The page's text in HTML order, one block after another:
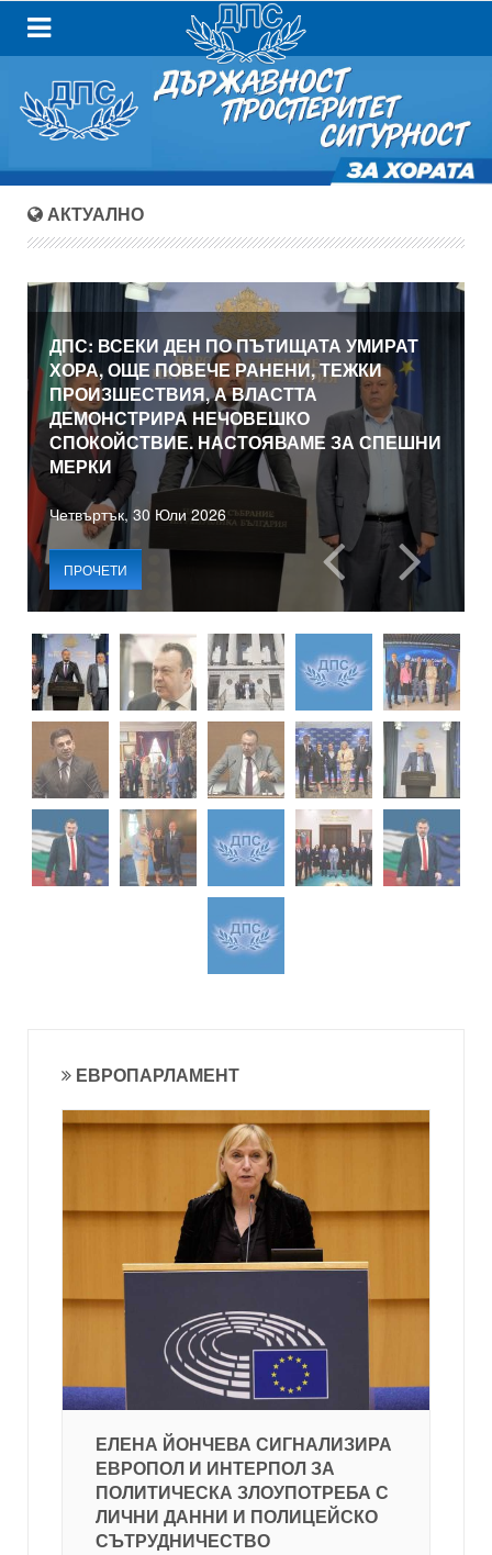
АКТУАЛНО
ДПС: ВСЕКИ ДЕН ПО ПЪТИЩАТА УМИРАТ
ХОРА, ОЩЕ ПОВЕЧЕ РАНЕНИ, ТЕЖКИ
ПРОИЗШЕСТВИЯ, А ВЛАСТТА
ДЕМОНСТРИРА НЕЧОВЕШКО
СПОКОЙСТВИЕ. НАСТОЯВАМЕ ЗА СПЕШНИ
МЕРКИ
Четвъртък, 30 Юли 2026
ПРОЧЕТИ
ЕВРОПАРЛАМЕНТ
ЕЛЕНА ЙОНЧЕВА СИГНАЛИЗИРА
ЕВРОПОЛ И ИНТЕРПОЛ ЗА
ПОЛИТИЧЕСКА ЗЛОУПОТРЕБА С
ЛИЧНИ ДАННИ И ПОЛИЦЕЙСКО
СЪТРУДНИЧЕСТВО